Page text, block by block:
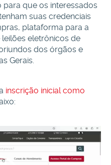
para que os interessados
suas credenciais
plataforma para a
eletrônicos de
dos órgãos e
Gerais.
inscrição inicial como